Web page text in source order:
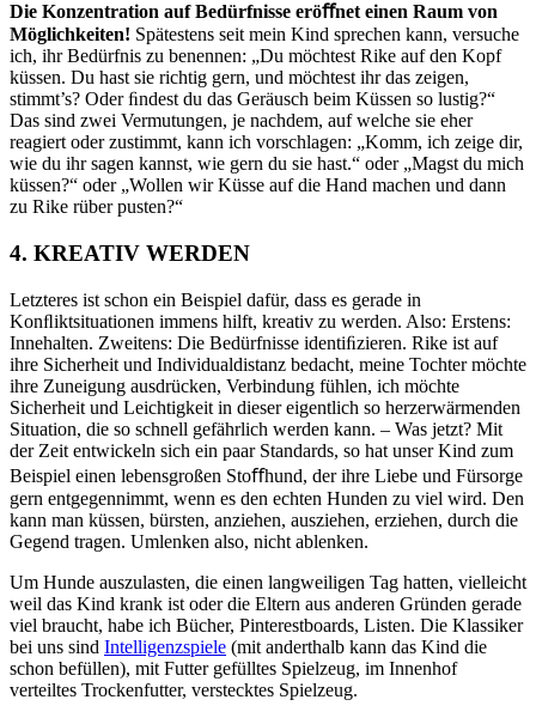
Die Konzentration auf Bedürfnisse eröﬀnet einen Raum von
Möglichkeiten! Spätestens seit mein Kind sprechen kann, versuche
ich, ihr Bedürfnis zu benennen: „Du möchtest Rike auf den Kopf
küssen. Du hast sie richtig gern, und möchtest ihr das zeigen,
stimmt’s? Oder ﬁndest du das Geräusch beim Küssen so lustig?“
Das sind zwei Vermutungen, je nachdem, auf welche sie eher
reagiert oder zustimmt, kann ich vorschlagen: „Komm, ich zeige dir,
wie du ihr sagen kannst, wie gern du sie hast.“ oder „Magst du mich
küssen?“ oder „Wollen wir Küsse auf die Hand machen und dann
zu Rike rüber pusten?“
4. KREATIV WERDEN
Letzteres ist schon ein Beispiel dafür, dass es gerade in
Konﬂiktsituationen immens hilft, kreativ zu werden. Also: Erstens:
Innehalten. Zweitens: Die Bedürfnisse identiﬁzieren. Rike ist auf
ihre Sicherheit und Individualdistanz bedacht, meine Tochter möchte
ihre Zuneigung ausdrücken, Verbindung fühlen, ich möchte
Sicherheit und Leichtigkeit in dieser eigentlich so herzerwärmenden
Situation, die so schnell gefährlich werden kann. – Was jetzt? Mit
der Zeit entwickeln sich ein paar Standards, so hat unser Kind zum
Beispiel einen lebensgroßen Stoﬀhund, der ihre Liebe und Fürsorge
gern entgegennimmt, wenn es den echten Hunden zu viel wird. Den
kann man küssen, bürsten, anziehen, ausziehen, erziehen, durch die
Gegend tragen. Umlenken also, nicht ablenken.
Um Hunde auszulasten, die einen langweiligen Tag hatten, vielleicht
weil das Kind krank ist oder die Eltern aus anderen Gründen gerade
viel braucht, habe ich Bücher, Pinterestboards, Listen. Die Klassiker
bei uns sind Intelligenzspiele (mit anderthalb kann das Kind die
schon befüllen), mit Futter gefülltes Spielzeug, im Innenhof
verteiltes Trockenfutter, verstecktes Spielzeug.